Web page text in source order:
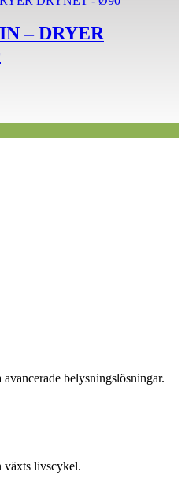
– DRYER
belysningslösningar.
växts livscykel.